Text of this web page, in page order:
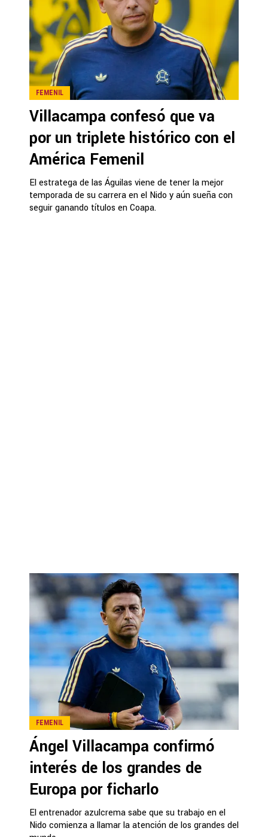
FEMENIL
Villacampa confesó que va
por un triplete histórico con el
América Femenil
El estratega de las Águilas viene de tener la mejor
temporada de su carrera en el Nido y aún sueña con
seguir ganando títulos en Coapa.
FEMENIL
Ángel Villacampa confirmó
interés de los grandes de
Europa por ficharlo
El entrenador azulcrema sabe que su trabajo en el
Nido comienza a llamar la atención de los grandes del